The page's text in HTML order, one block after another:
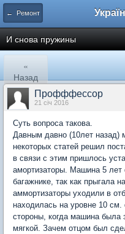
← Ремонт
И снова пружины
«
Назад
Профффессор
21 січ 2016
Суть вопроса такова.
Давным давно (10лет назад)
некоторых статей решил
в связи с этим пришлось
амортизаторы. Машина 5
багажнике, так как прыгала
аммортизаторы уходили в
находилась на уровне 10 см.
стороны, когда машина была
мягкой. Зачем отцом был